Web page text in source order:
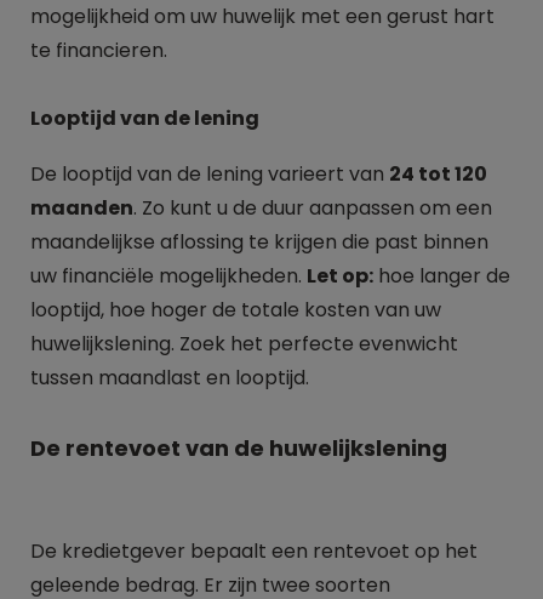
mogelijkheid om uw huwelijk met een gerust hart
te financieren.
Looptijd van de lening
De looptijd van de lening varieert van 24 tot 120
maanden. Zo kunt u de duur aanpassen om een
maandelijkse aflossing te krijgen die past binnen
uw financiële mogelijkheden. Let op: hoe langer de
looptijd, hoe hoger de totale kosten van uw
huwelijkslening. Zoek het perfecte evenwicht
tussen maandlast en looptijd.
De rentevoet van de huwelijkslening
De kredietgever bepaalt een rentevoet op het
geleende bedrag. Er zijn twee soorten